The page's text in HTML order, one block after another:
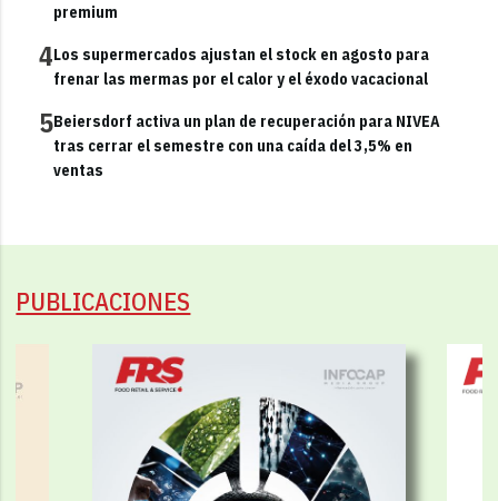
premium
4Los supermercados ajustan el stock en agosto para
frenar las mermas por el calor y el éxodo vacacional
5Beiersdorf activa un plan de recuperación para NIVEA
tras cerrar el semestre con una caída del 3,5% en
ventas
PUBLICACIONES